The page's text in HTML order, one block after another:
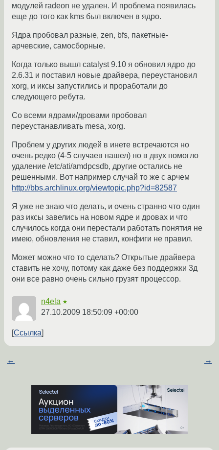
модулей radeon не удален. И проблема появилась
еще до того как kms был включен в ядро.
Ядра пробовал разные, zen, bfs, пакетные-
арчевские, самосборные.
Когда только вышл catalyst 9.10 я обновил ядро до
2.6.31 и поставил новые драйвера, переустановил
xorg, и иксы запустились и проработали до
следующего ребута.
Со всеми ядрами/дровами пробовал
переустанавливать mesa, xorg.
Проблем у других людей в инете встречаются но
очень редко (4-5 случаев нашел) но в двух помогло
удаление /etc/ati/amdpcsdb, другие остались не
решенными. Вот например случай то же с арчем
http://bbs.archlinux.org/viewtopic.php?id=82587
Я уже не знаю что делать, и очень странно что один
раз иксы завелись на новом ядре и дровах и что
случилось когда они перестали работать понятия не
имею, обновления не ставил, конфиги не правил.
Может можно что то сделать? Открытые драйвера
ставить не хочу, потому как даже без поддержки 3д
они все равно очень сильно грузят процессор.
n4ela ★
27.10.2009 18:50:09 +00:00
Ссылка
← →